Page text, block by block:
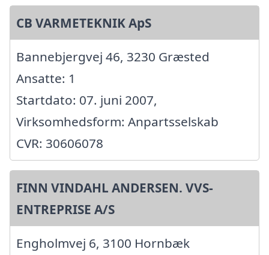
CB VARMETEKNIK ApS
Bannebjergvej 46, 3230 Græsted
Ansatte: 1
Startdato: 07. juni 2007,
Virksomhedsform: Anpartsselskab
CVR: 30606078
FINN VINDAHL ANDERSEN. VVS-
ENTREPRISE A/S
Engholmvej 6, 3100 Hornbæk